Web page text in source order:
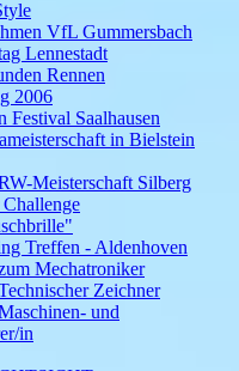
VfL Gummersbach
Lennestadt
Rennen
2006
Festival Saalhausen
in Bielstein
Meisterschaft Silberg
Treffen - Aldenhoven
Mechatroniker
Zeichner
und
in